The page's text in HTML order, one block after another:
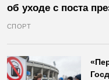
об уходе с поста
СПОРТ